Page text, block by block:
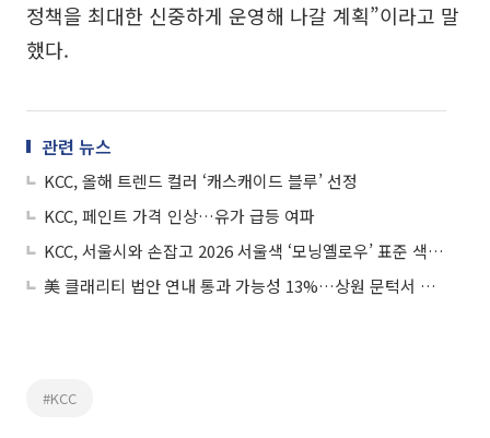
정책을 최대한 신중하게 운영해 나갈 계획”이라고 말
했다.
관련 뉴스
KCC, 올해 트렌드 컬러 ‘캐스캐이드 블루’ 선정
KCC, 페인트 가격 인상…유가 급등 여파
KCC, 서울시와 손잡고 2026 서울색 ‘모닝옐로우’ 표준 색상집 발간
美 클래리티 법안 연내 통과 가능성 13%…상원 문턱서 제동
#KCC